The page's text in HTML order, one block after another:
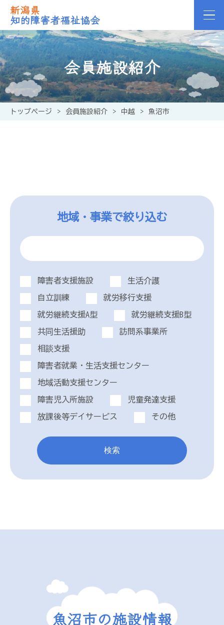
新潟県
知的障害者福祉協会
会員施設紹介
トップページ > 会員施設紹介 > 中越 > 魚沼市
地域・事業で絞り込む
障害者支援施設 生活介護
自立訓練 就労移行支援
就労継続支援A型 就労継続支援B型
共同生活援助 訪問系事業所
相談支援
障害者就業・生活支援センター
地域活動支援センター
障害児入所施設 児童発達支援
放課後等デイサービス その他
検索
魚沼市の施設情報